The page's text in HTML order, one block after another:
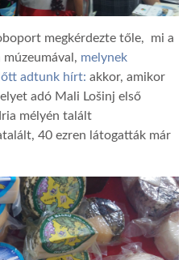
megkérdezte tőle, mi a
melynek
adtunk hírt: akkor, amikor
adó Mali Lošinj első
mélyén talált
40 ezren látogatták már